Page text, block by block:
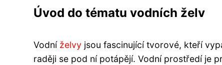
Úvod do tématu vodních želv
Vodní želvy jsou fascinující tvorové, kteří
raději se pod ní potápějí. Vodní prostředí je